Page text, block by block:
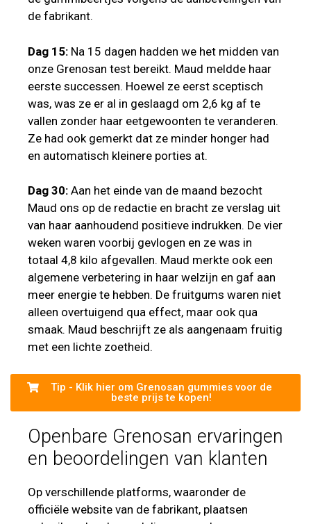
de fabrikant.
Dag 15: Na 15 dagen hadden we het midden van
onze Grenosan test bereikt. Maud meldde haar
eerste successen. Hoewel ze eerst sceptisch
was, was ze er al in geslaagd om 2,6 kg af te
vallen zonder haar eetgewoonten te veranderen.
Ze had ook gemerkt dat ze minder honger had
en automatisch kleinere porties at.
Dag 30: Aan het einde van de maand bezocht
Maud ons op de redactie en bracht ze verslag uit
van haar aanhoudend positieve indrukken. De vier
weken waren voorbij gevlogen en ze was in
totaal 4,8 kilo afgevallen. Maud merkte ook een
algemene verbetering in haar welzijn en gaf aan
meer energie te hebben. De fruitgums waren niet
alleen overtuigend qua effect, maar ook qua
smaak. Maud beschrijft ze als aangenaam fruitig
met een lichte zoetheid.
Tip - Klik hier om Grenosan gummies voor de
beste prijs te kopen!
Openbare Grenosan ervaringen
en beoordelingen van klanten
Op verschillende platforms, waaronder de
officiële website van de fabrikant, plaatsen